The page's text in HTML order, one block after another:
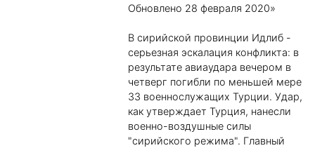
Обновлено 28 февраля 2020»
В сирийской провинции Идлиб -
серьезная эскалация конфликта: в
результате авиаудара вечером в
четверг погибли по меньшей мере
33 военнослужащих Турции. Удар,
как утверждает Турция, нанесли
военно-воздушные силы
"сирийского режима". Главный